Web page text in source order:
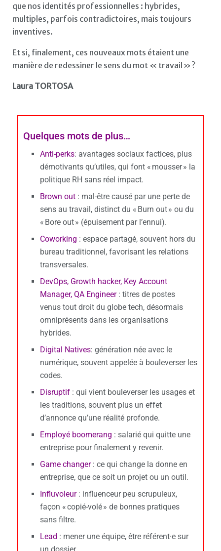
que nos identités professionnelles : hybrides,
multiples, parfois contradictoires, mais toujours
inventives.
Et si, finalement, ces nouveaux mots étaient une
manière de redessiner le sens du mot « travail » ?
Laura TORTOSA
Quelques mots de plus…
Anti-perks: avantages sociaux factices, plus
démotivants qu’utiles, qui font « mousser » la
politique RH sans réel impact.
Brown out : mal-être causé par une perte de
sens au travail, distinct du « Burn out » ou du
« Bore out » (épuisement par l’ennui).
Coworking : espace partagé, souvent hors du
bureau traditionnel, favorisant les relations
transversales.
DevOps, Growth hacker, Key Account
Manager, QA Engineer: titres de postes
venus tout droit du globe tech, désormais
omniprésents dans les organisations
hybrides.
Digital Natives: génération née avec le
numérique, souvent appelée à bouleverser les
codes.
Disruptif : qui vient bouleverser les usages et
les traditions, souvent plus un effet
d’annonce qu’une réalité profonde.
Employé boomerang : salarié qui quitte une
entreprise pour finalement y revenir.
Game changer : ce qui change la donne en
entreprise, que ce soit un projet ou un outil.
Influvoleur : influenceur peu scrupuleux,
façon « copié-volé » de bonnes pratiques
sans filtre.
Lead : mener une équipe, être référent·e sur
un dossier.